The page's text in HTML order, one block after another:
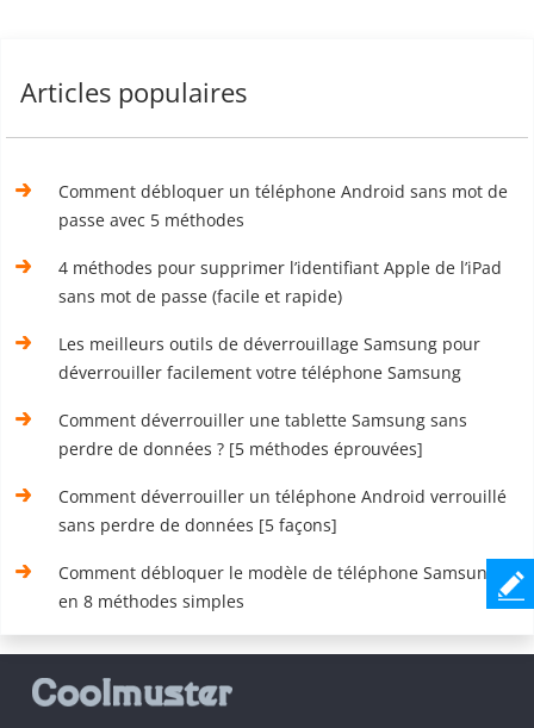
Articles populaires
Comment débloquer un téléphone Android sans mot de
passe avec 5 méthodes
4 méthodes pour supprimer l’identifiant Apple de l’iPad
sans mot de passe (facile et rapide)
Les meilleurs outils de déverrouillage Samsung pour
déverrouiller facilement votre téléphone Samsung
Comment déverrouiller une tablette Samsung sans
perdre de données ? [5 méthodes éprouvées]
Comment déverrouiller un téléphone Android verrouillé
sans perdre de données [5 façons]
Comment débloquer le modèle de téléphone Samsung
en 8 méthodes simples